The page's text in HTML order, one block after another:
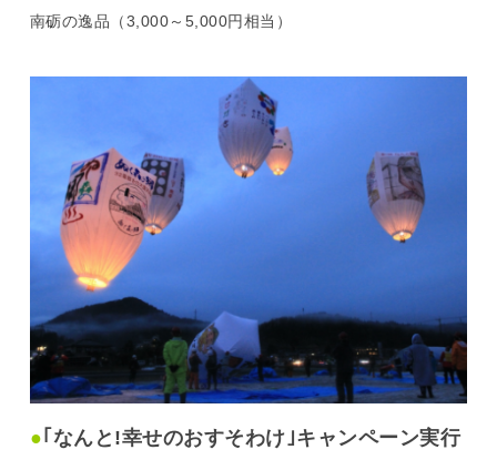
南砺の逸品（3,000～5,000円相当）
●｢なんと!幸せのおすそわけ｣キャンペーン実行